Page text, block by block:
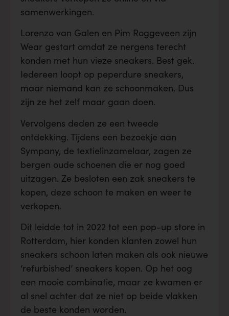
samenwerkingen.
Lorenzo van Galen en Pim Roggeveen zijn
Wear gestart omdat ze nergens terecht
konden met hun vieze sneakers. Best gek.
Iedereen loopt op peperdure sneakers,
maar niemand kan ze schoonmaken. Dus
zijn ze het zelf maar gaan doen.
Vervolgens deden ze een tweede
ontdekking. Tijdens een bezoekje aan
Sympany, de textielinzamelaar, zagen ze
bergen oude schoenen die er nog goed
uitzagen. Ze besloten een zak sneakers te
kopen, deze schoon te maken en weer te
verkopen.
Dit leidde tot in 2022 tot een pop-up store in
Rotterdam, hier konden klanten zowel hun
sneakers schoon laten maken als ook nieuwe
‘refurbished’ sneakers kopen. Op het oog
een mooie combinatie, maar ze kwamen er
al snel achter dat ze niet op beide vlakken
de beste konden worden.